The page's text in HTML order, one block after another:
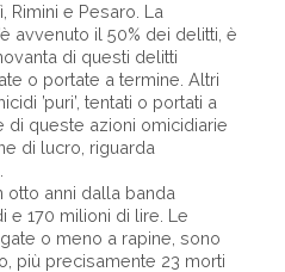
Rimini e Pesaro. La
avvenuto il 50% dei delitti, è
di questi delitti
o portate a termine. Altri
’puri’, tentati o portati a
di queste azioni omicidiarie
di lucro, riguarda
otto anni dalla banda
e 170 milioni di lire. Le
o meno a rapine, sono
più precisamente 23 morti